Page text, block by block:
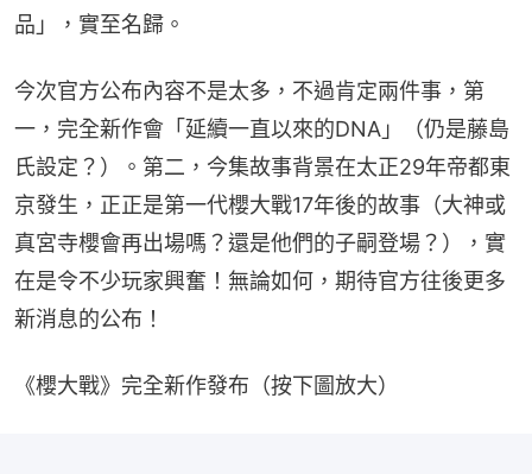
品」，實至名歸。
今次官方公布內容不是太多，不過肯定兩件事，第
一，完全新作會「延續一直以來的DNA」（仍是藤島
氏設定？）。第二，今集故事背景在太正29年帝都東
京發生，正正是第一代櫻大戰17年後的故事（大神或
真宮寺櫻會再出場嗎？還是他們的子嗣登場？），實
在是令不少玩家興奮！無論如何，期待官方往後更多
新消息的公布！
《櫻大戰》完全新作發布（按下圖放大）